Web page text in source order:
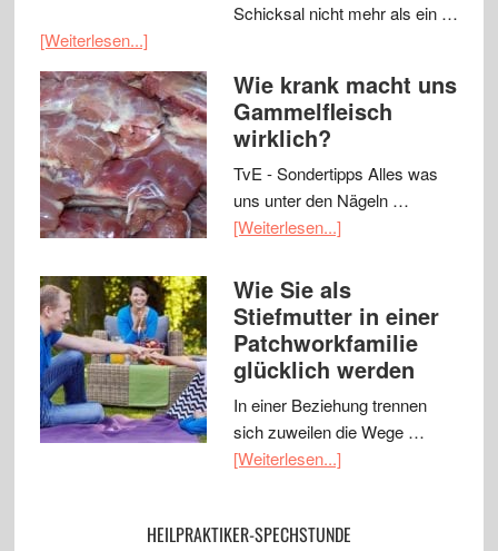
Schicksal nicht mehr als ein …
[Weiterlesen...]
Wie krank macht uns
Gammelfleisch
wirklich?
TvE - Sondertipps Alles was
uns unter den Nägeln …
[Weiterlesen...]
Wie Sie als
Stiefmutter in einer
Patchworkfamilie
glücklich werden
In einer Beziehung trennen
sich zuweilen die Wege …
[Weiterlesen...]
HEILPRAKTIKER-SPECHSTUNDE